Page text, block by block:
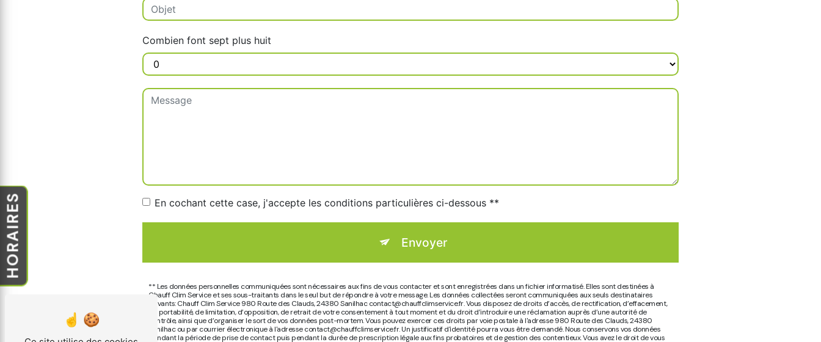
HORAIRES
Combien font sept plus huit
En cochant cette case, j'accepte les conditions particulières ci-dessous **
Envoyer
** Les données personnelles communiquées sont nécessaires aux fins de vous contacter et sont enregistrées dans un fichier informatisé. Elles sont destinées à
Chauff Clim Service et ses sous-traitants dans le seul but de répondre à votre message. Les données collectées seront communiquées aux seuls destinataires
suivants: Chauff Clim Service 980 Route des Clauds, 24380 Sanilhac contact@chauffclimservice.fr. Vous disposez de droits d’accès, de rectification, d’effacement,
de portabilité, de limitation, d’opposition, de retrait de votre consentement à tout moment et du droit d’introduire une réclamation auprès d’une autorité de
contrôle, ainsi que d’organiser le sort de vos données post-mortem. Vous pouvez exercer ces droits par voie postale à l'adresse 980 Route des Clauds, 24380
Sanilhac ou par courrier électronique à l'adresse contact@chauffclimservice.fr. Un justificatif d'identité pourra vous être demandé. Nous conservons vos données
pendant la période de prise de contact puis pendant la durée de prescription légale aux fins probatoires et de gestion des contentieux. Vous avez le droit de vous